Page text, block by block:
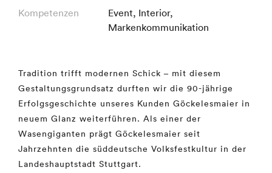
Kompetenzen
Event, Interior,
Markenkommunikation
Tradition trifft modernen Schick – mit diesem
Gestaltungsgrundsatz durften wir die 90-jährige
Erfolgsgeschichte unseres Kunden Göckelesmaier in
neuem Glanz weiterführen. Als einer der
Wasengiganten prägt Göckelesmaier seit
Jahrzehnten die süddeutsche Volksfestkultur in der
Landeshauptstadt Stuttgart.